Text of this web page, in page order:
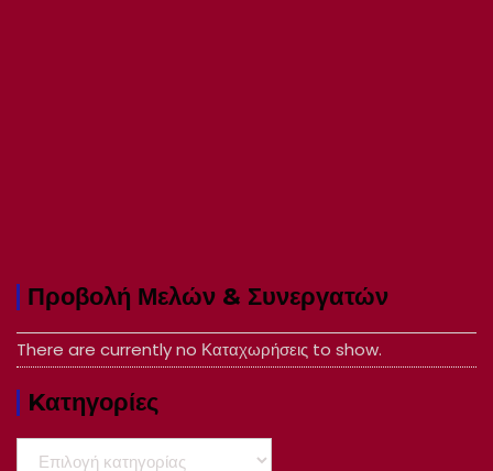
Προβολή Μελών & Συνεργατών
There are currently no Καταχωρήσεις to show.
Kατηγορίες